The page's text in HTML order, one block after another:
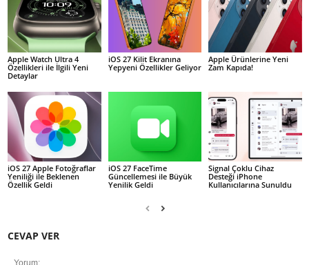
Apple Watch Ultra 4
Özellikleri ile İlgili Yeni
Detaylar
iOS 27 Kilit Ekranına
Yepyeni Özellikler Geliyor
Apple Ürünlerine Yeni
Zam Kapıda!
iOS 27 Apple Fotoğraflar
Yeniliği ile Beklenen
Özellik Geldi
iOS 27 FaceTime
Güncellemesi ile Büyük
Yenilik Geldi
Signal Çoklu Cihaz
Desteği iPhone
Kullanıcılarına Sunuldu
CEVAP VER